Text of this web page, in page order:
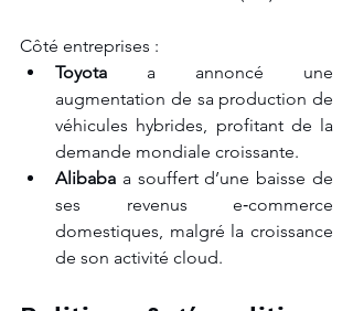
Côté entreprises :
Toyota a annoncé une
augmentation de sa production de
véhicules hybrides, profitant de la
demande mondiale croissante.
Alibaba a souffert d’une baisse de
ses revenus e‑commerce
domestiques, malgré la croissance
de son activité cloud.